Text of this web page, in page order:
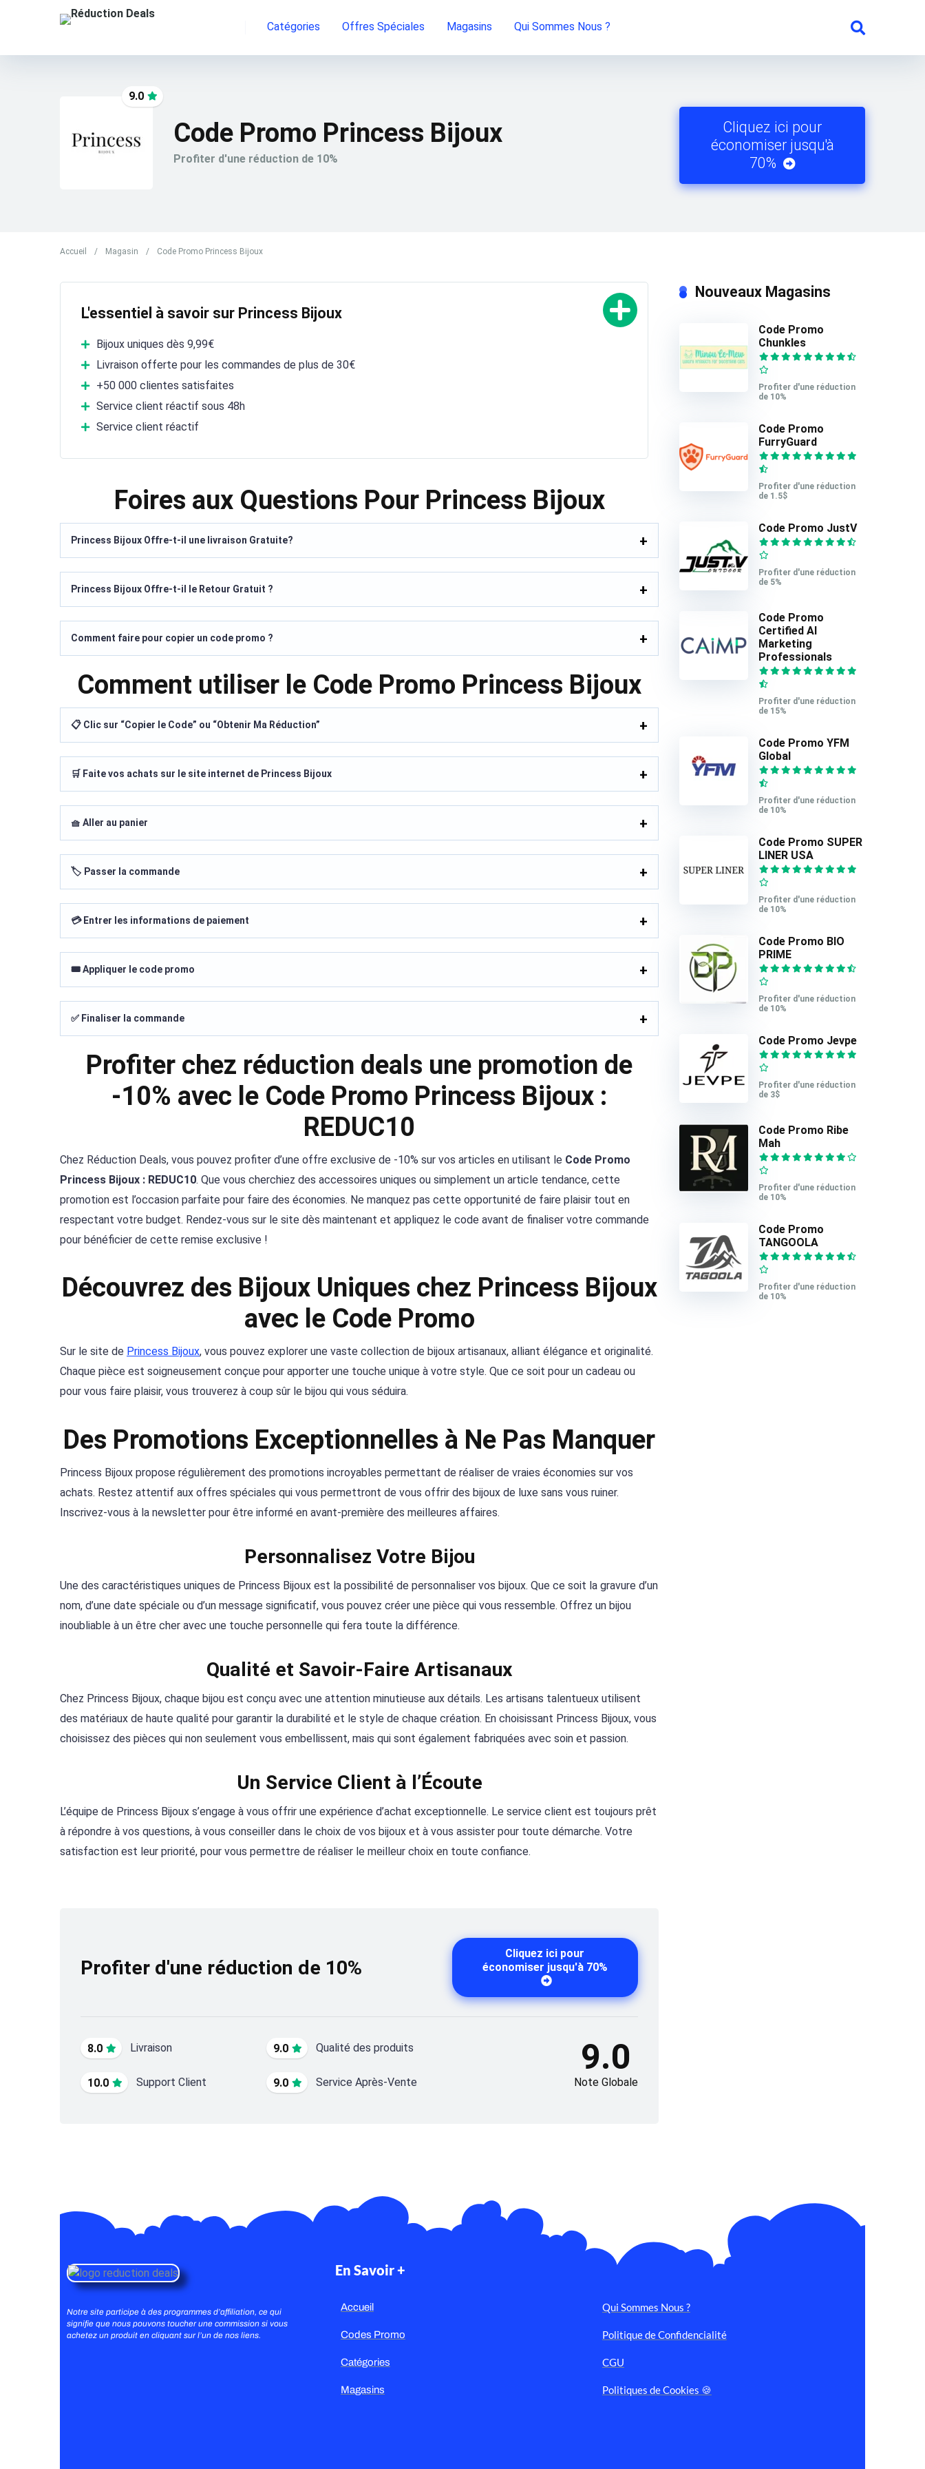
Catégories Offres Spéciales Magasins Qui Sommes Nous ?
9.0
Code Promo Princess Bijoux
Profiter d'une réduction de 10%
Cliquez ici pour
économiser jusqu'à
70%
Accueil / Magasin / Code Promo Princess Bijoux
L'essentiel à savoir sur Princess Bijoux
Bijoux uniques dès 9,99€
Livraison offerte pour les commandes de plus de 30€
+50 000 clientes satisfaites
Service client réactif sous 48h
Service client réactif
Foires aux Questions Pour Princess Bijoux
Princess Bijoux Offre-t-il une livraison Gratuite?
Princess Bijoux Offre-t-il le Retour Gratuit ?
Comment faire pour copier un code promo ?
Comment utiliser le Code Promo Princess Bijoux
📋 Clic sur “Copier le Code” ou “Obtenir Ma Réduction”
🛒 Faite vos achats sur le site internet de Princess Bijoux
🧺 Aller au panier
🏷️ Passer la commande
💳 Entrer les informations de paiement
🎟️ Appliquer le code promo
✅ Finaliser la commande
Profiter chez réduction deals une promotion de
-10% avec le Code Promo Princess Bijoux :
REDUC10
Chez Réduction Deals, vous pouvez profiter d’une offre exclusive de -10% sur vos articles en utilisant le Code Promo
Princess Bijoux : REDUC10. Que vous cherchiez des accessoires uniques ou simplement un article tendance, cette
promotion est l’occasion parfaite pour faire des économies. Ne manquez pas cette opportunité de faire plaisir tout en
respectant votre budget. Rendez-vous sur le site dès maintenant et appliquez le code avant de finaliser votre commande
pour bénéficier de cette remise exclusive !
Découvrez des Bijoux Uniques chez Princess Bijoux
avec le Code Promo
Sur le site de Princess Bijoux, vous pouvez explorer une vaste collection de bijoux artisanaux, alliant élégance et originalité.
Chaque pièce est soigneusement conçue pour apporter une touche unique à votre style. Que ce soit pour un cadeau ou
pour vous faire plaisir, vous trouverez à coup sûr le bijou qui vous séduira.
Des Promotions Exceptionnelles à Ne Pas Manquer
Princess Bijoux propose régulièrement des promotions incroyables permettant de réaliser de vraies économies sur vos
achats. Restez attentif aux offres spéciales qui vous permettront de vous offrir des bijoux de luxe sans vous ruiner.
Inscrivez-vous à la newsletter pour être informé en avant-première des meilleures affaires.
Personnalisez Votre Bijou
Une des caractéristiques uniques de Princess Bijoux est la possibilité de personnaliser vos bijoux. Que ce soit la gravure d’un
nom, d’une date spéciale ou d’un message significatif, vous pouvez créer une pièce qui vous ressemble. Offrez un bijou
inoubliable à un être cher avec une touche personnelle qui fera toute la différence.
Qualité et Savoir-Faire Artisanaux
Chez Princess Bijoux, chaque bijou est conçu avec une attention minutieuse aux détails. Les artisans talentueux utilisent
des matériaux de haute qualité pour garantir la durabilité et le style de chaque création. En choisissant Princess Bijoux, vous
choisissez des pièces qui non seulement vous embellissent, mais qui sont également fabriquées avec soin et passion.
Un Service Client à l’Écoute
L’équipe de Princess Bijoux s’engage à vous offrir une expérience d’achat exceptionnelle. Le service client est toujours prêt
à répondre à vos questions, à vous conseiller dans le choix de vos bijoux et à vous assister pour toute démarche. Votre
satisfaction est leur priorité, pour vous permettre de réaliser le meilleur choix en toute confiance.
Profiter d'une réduction de 10%
Cliquez ici pour
économiser jusqu'à 70%
8.0 Livraison 9.0 Qualité des produits
10.0 Support Client 9.0 Service Après-Vente
9.0
Note Globale
Nouveaux Magasins
Code Promo
Chunkles
Profiter d'une réduction
de 10%
Code Promo
FurryGuard
Profiter d'une réduction
de 1.5$
Code Promo JustV
Profiter d'une réduction
de 5%
Code Promo
Certified AI
Marketing
Professionals
Profiter d'une réduction
de 15%
Code Promo YFM
Global
Profiter d'une réduction
de 10%
Code Promo SUPER
LINER USA
Profiter d'une réduction
de 10%
Code Promo BIO
PRIME
Profiter d'une réduction
de 10%
Code Promo Jevpe
Profiter d'une réduction
de 3$
Code Promo Ribe
Mah
Profiter d'une réduction
de 10%
Code Promo
TANGOOLA
Profiter d'une réduction
de 10%
Notre site participe à des programmes d’affiliation, ce qui
signifie que nous pouvons toucher une commission si vous
achetez un produit en cliquant sur l’un de nos liens.
En Savoir +
Accueil
Codes Promo
Catégories
Magasins
Qui Sommes Nous ?
Politique de Confidencialité
CGU
Politiques de Cookies 🍪